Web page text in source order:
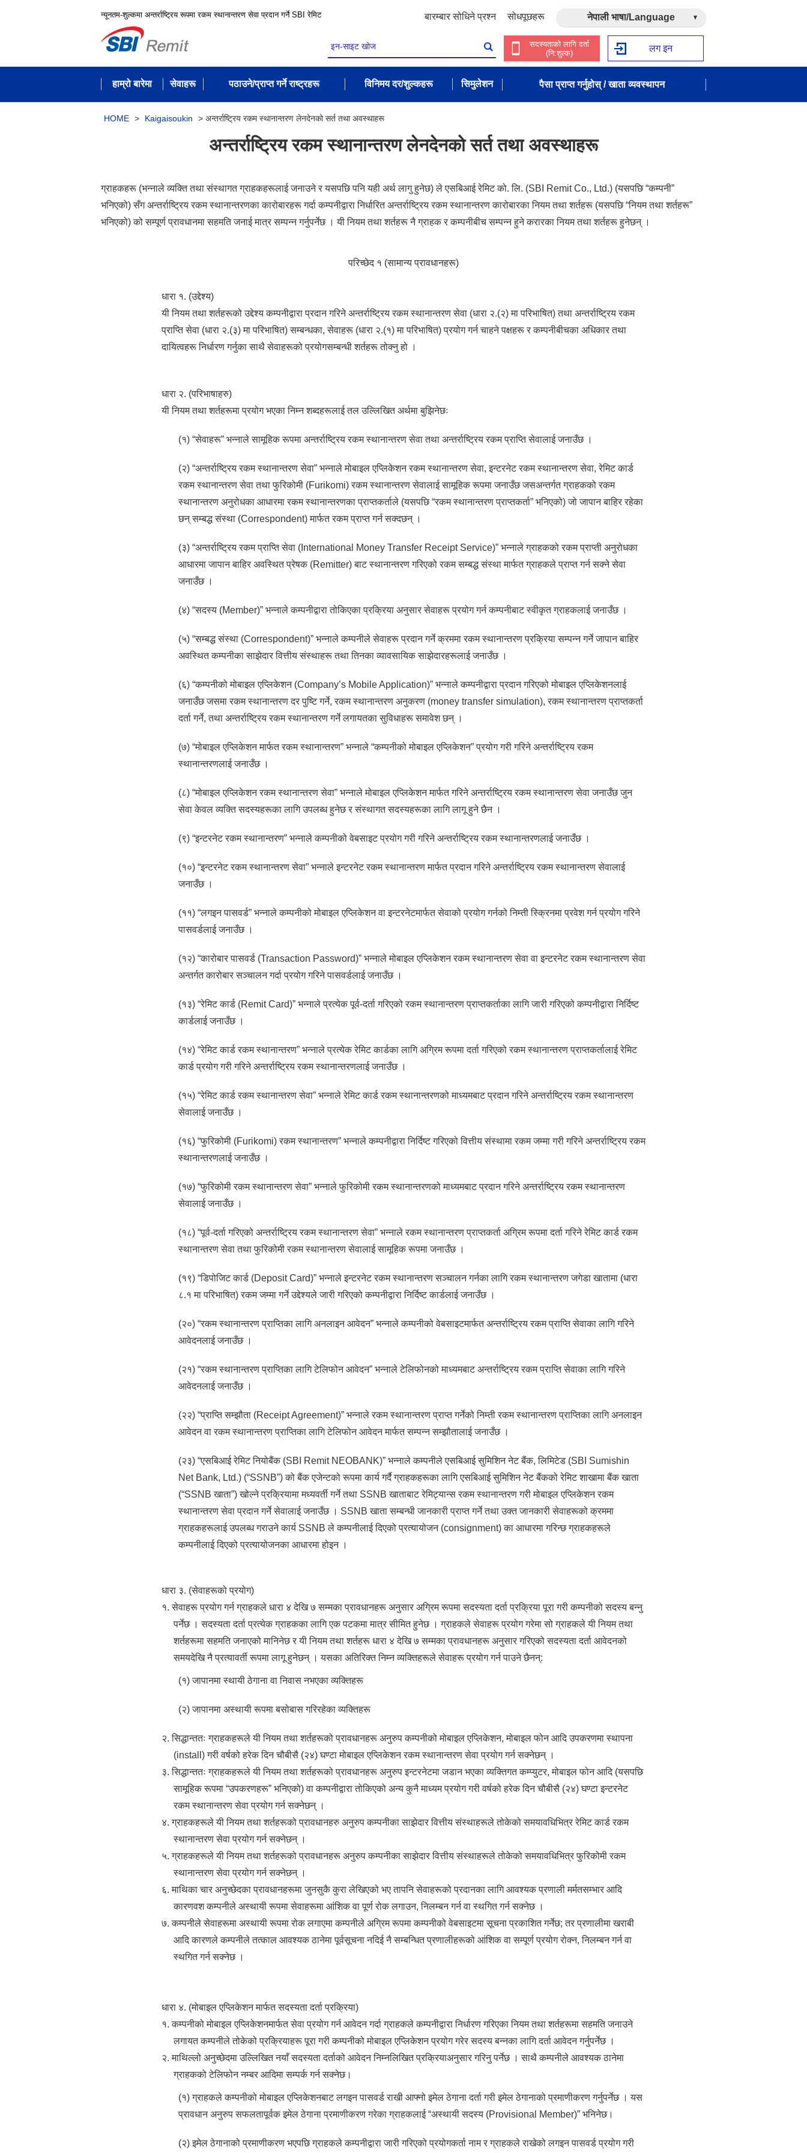
न्यूनतम-शुल्कमा अन्तर्राष्ट्रिय रूपमा रकम स्थानान्तरण सेवा प्रदान गर्ने SBI रेमिट बारम्बार सोधिने प्रश्न सोधपूछहरू नेपाली भाषा/Language
सदस्यताको लागि दर्ता
(नि:शुल्क)
लग इन
हाम्रो बारेमा सेवाहरू पठाउने/प्राप्त गर्ने राष्ट्रहरू विनिमय दर/शुल्कहरू सिमुलेशन पैसा प्राप्त गर्नुहोस् / खाता व्यवस्थापन
HOME > Kaigaisoukin > अन्तर्राष्ट्रिय रकम स्थानान्तरण लेनदेनको सर्त तथा अवस्थाहरू
अन्तर्राष्ट्रिय रकम स्थानान्तरण लेनदेनको सर्त तथा अवस्थाहरू
ग्राहकहरू (भन्‍नाले व्यक्ति तथा संस्थागत ग्राहकहरूलाई जनाउने र यसपछि पनि यही अर्थ लागु हुनेछ) ले एसबिआई रेमिट को. लि. (SBI Remit Co., Ltd.) (यसपछि “कम्पनी”
भनिएको) सँग अन्तर्राष्ट्रिय रकम स्थानान्तरणका कारोबारहरू गर्दा कम्पनीद्वारा निर्धारित अन्तर्राष्ट्रिय रकम स्थानान्तरण कारोबारका नियम तथा शर्तहरू (यसपछि “नियम तथा शर्तहरू”
भनिएको) को सम्पूर्ण प्रावधानमा सहमति जनाई मात्र सम्पन्‍न गर्नुपर्नेछ । यी नियम तथा शर्तहरू नै ग्राहक र कम्पनीबीच सम्पन्‍न हुने करारका नियम तथा शर्तहरू हुनेछन् ।
परिच्छेद १ (सामान्य प्रावधानहरू)
धारा १. (उद्देश्य)
यी नियम तथा शर्तहरूको उद्देश्य कम्पनीद्वारा प्रदान गरिने अन्तर्राष्ट्रिय रकम स्थानान्तरण सेवा (धारा २.(२) मा परिभाषित) तथा अन्तर्राष्ट्रिय रकम
प्राप्ति सेवा (धारा २.(३) मा परिभाषित) सम्बन्धका, सेवाहरू (धारा २.(१) मा परिभाषित) प्रयोग गर्न चाहने पक्षहरू र कम्पनीबीचका अधिकार तथा
दायित्वहरू निर्धारण गर्नुका साथै सेवाहरूको प्रयोगसम्बन्धी शर्तहरू तोक्नु हो ।
धारा २. (परिभाषाहरु)
यी नियम तथा शर्तहरूमा प्रयोग भएका निम्न शब्दहरूलाई तल उल्लिखित अर्थमा बुझिनेछः
(१) “सेवाहरू” भन्नाले सामूहिक रूपमा अन्तर्राष्ट्रिय रकम स्थानान्तरण सेवा तथा अन्तर्राष्ट्रिय रकम प्राप्ति सेवालाई जनाउँछ ।
(२) “अन्तर्राष्ट्रिय रकम स्थानान्तरण सेवा” भन्नाले मोबाइल एप्लिकेशन रकम स्थानान्तरण सेवा, इन्टरनेट रकम स्थानान्तरण सेवा, रेमिट कार्ड
रकम स्थानान्तरण सेवा तथा फुरिकोमी (Furikomi) रकम स्थानान्तरण सेवालाई सामूहिक रूपमा जनाउँछ जसअन्तर्गत ग्राहकको रकम
स्थानान्तरण अनुरोधका आधारमा रकम स्थानान्तरणका प्राप्तकर्ताले (यसपछि “रकम स्थानान्तरण प्राप्तकर्ता” भनिएको) जो जापान बाहिर रहेका
छन् सम्बद्ध संस्था (Correspondent) मार्फत रकम प्राप्त गर्न सक्दछन् ।
(३) “अन्तर्राष्ट्रिय रकम प्राप्ति सेवा (International Money Transfer Receipt Service)” भन्नाले ग्राहकको रकम प्राप्ती अनुरोधका
आधारमा जापान बाहिर अवस्थित प्रेषक (Remitter) बाट स्थानान्तरण गरिएको रकम सम्बद्ध संस्था मार्फत ग्राहकले प्राप्त गर्न सक्ने सेवा
जनाउँछ ।
(४) “सदस्य (Member)” भन्नाले कम्पनीद्वारा तोकिएका प्रक्रिया अनुसार सेवाहरू प्रयोग गर्न कम्पनीबाट स्वीकृत ग्राहकलाई जनाउँछ ।
(५) “सम्बद्ध संस्था (Correspondent)” भन्नाले कम्पनीले सेवाहरू प्रदान गर्ने क्रममा रकम स्थानान्तरण प्रक्रिया सम्पन्न गर्ने जापान बाहिर
अवस्थित कम्पनीका साझेदार वित्तीय संस्थाहरू तथा तिनका व्यावसायिक साझेदारहरूलाई जनाउँछ ।
(६) “कम्पनीको मोबाइल एप्लिकेशन (Company’s Mobile Application)” भन्नाले कम्पनीद्वारा प्रदान गरिएको मोबाइल एप्लिकेशनलाई
जनाउँछ जसमा रकम स्थानान्तरण दर पुष्टि गर्ने, रकम स्थानान्तरण अनुकरण (money transfer simulation), रकम स्थानान्तरण प्राप्तकर्ता
दर्ता गर्ने, तथा अन्तर्राष्ट्रिय रकम स्थानान्तरण गर्ने लगायतका सुविधाहरू समावेश छन् ।
(७) “मोबाइल एप्लिकेशन मार्फत रकम स्थानान्तरण” भन्नाले “कम्पनीको मोबाइल एप्लिकेशन” प्रयोग गरी गरिने अन्तर्राष्ट्रिय रकम
स्थानान्तरणलाई जनाउँछ ।
(८) “मोबाइल एप्लिकेशन रकम स्थानान्तरण सेवा” भन्नाले मोबाइल एप्लिकेशन मार्फत गरिने अन्तर्राष्ट्रिय रकम स्थानान्तरण सेवा जनाउँछ जुन
सेवा केवल व्यक्ति सदस्यहरूका लागि उपलब्ध हुनेछ र संस्थागत सदस्यहरूका लागि लागू हुने छैन ।
(९) “इन्टरनेट रकम स्थानान्तरण” भन्नाले कम्पनीको वेबसाइट प्रयोग गरी गरिने अन्तर्राष्ट्रिय रकम स्थानान्तरणलाई जनाउँछ ।
(१०) “इन्टरनेट रकम स्थानान्तरण सेवा” भन्नाले इन्टरनेट रकम स्थानान्तरण मार्फत प्रदान गरिने अन्तर्राष्ट्रिय रकम स्थानान्तरण सेवालाई
जनाउँछ ।
(११) “लगइन पासवर्ड” भन्नाले कम्पनीको मोबाइल एप्लिकेशन वा इन्टरनेटमार्फत सेवाको प्रयोग गर्नको निम्ती स्क्रिनमा प्रवेश गर्न प्रयोग गरिने
पासवर्डलाई जनाउँछ ।
(१२) “कारोबार पासवर्ड (Transaction Password)” भन्नाले मोबाइल एप्लिकेशन रकम स्थानान्तरण सेवा वा इन्टरनेट रकम स्थानान्तरण सेवा
अन्तर्गत कारोबार सञ्चालन गर्दा प्रयोग गरिने पासवर्डलाई जनाउँछ ।
(१३) “रेमिट कार्ड (Remit Card)” भन्नाले प्रत्येक पूर्व-दर्ता गरिएको रकम स्थानान्तरण प्राप्तकर्ताका लागि जारी गरिएको कम्पनीद्वारा निर्दिष्ट
कार्डलाई जनाउँछ ।
(१४) “रेमिट कार्ड रकम स्थानान्तरण” भन्नाले प्रत्येक रेमिट कार्डका लागि अग्रिम रूपमा दर्ता गरिएको रकम स्थानान्तरण प्राप्तकर्तालाई रेमिट
कार्ड प्रयोग गरी गरिने अन्तर्राष्ट्रिय रकम स्थानान्तरणलाई जनाउँछ ।
(१५) “रेमिट कार्ड रकम स्थानान्तरण सेवा” भन्नाले रेमिट कार्ड रकम स्थानान्तरणको माध्यमबाट प्रदान गरिने अन्तर्राष्ट्रिय रकम स्थानान्तरण
सेवालाई जनाउँछ ।
(१६) “फुरिकोमी (Furikomi) रकम स्थानान्तरण” भन्नाले कम्पनीद्वारा निर्दिष्ट गरिएको वित्तीय संस्थामा रकम जम्मा गरी गरिने अन्तर्राष्ट्रिय रकम
स्थानान्तरणलाई जनाउँछ ।
(१७) “फुरिकोमी रकम स्थानान्तरण सेवा” भन्नाले फुरिकोमी रकम स्थानान्तरणको माध्यमबाट प्रदान गरिने अन्तर्राष्ट्रिय रकम स्थानान्तरण
सेवालाई जनाउँछ ।
(१८) “पूर्व-दर्ता गरिएको अन्तर्राष्ट्रिय रकम स्थानान्तरण सेवा” भन्नाले रकम स्थानान्तरण प्राप्तकर्ता अग्रिम रूपमा दर्ता गरिने रेमिट कार्ड रकम
स्थानान्तरण सेवा तथा फुरिकोमी रकम स्थानान्तरण सेवालाई सामूहिक रूपमा जनाउँछ ।
(१९) “डिपोजिट कार्ड (Deposit Card)” भन्नाले इन्टरनेट रकम स्थानान्तरण सञ्चालन गर्नका लागि रकम स्थानान्तरण जगेडा खातामा (धारा
८.१ मा परिभाषित) रकम जम्मा गर्ने उद्देश्यले जारी गरिएको कम्पनीद्वारा निर्दिष्ट कार्डलाई जनाउँछ ।
(२०) “रकम स्थानान्तरण प्राप्तिका लागि अनलाइन आवेदन” भन्नाले कम्पनीको वेबसाइटमार्फत अन्तर्राष्ट्रिय रकम प्राप्ति सेवाका लागि गरिने
आवेदनलाई जनाउँछ ।
(२१) “रकम स्थानान्तरण प्राप्तिका लागि टेलिफोन आवेदन” भन्नाले टेलिफोनको माध्यमबाट अन्तर्राष्ट्रिय रकम प्राप्ति सेवाका लागि गरिने
आवेदनलाई जनाउँछ ।
(२२) “प्राप्ति सम्झौता (Receipt Agreement)” भन्नाले रकम स्थानान्तरण प्राप्त गर्नेको निम्ती रकम स्थानान्तरण प्राप्तिका लागि अनलाइन
आवेदन वा रकम स्थानान्तरण प्राप्तिका लागि टेलिफोन आवेदन मार्फत सम्पन्न सम्झौतालाई जनाउँछ ।
(२३) “एसबिआई रेमिट नियोबैंक (SBI Remit NEOBANK)” भन्नाले कम्पनीले एसबिआई सुमिशिन नेट बैंक, लिमिटेड (SBI Sumishin
Net Bank, Ltd.) (“SSNB”) को बैंक एजेन्टको रूपमा कार्य गर्दै ग्राहकहरूका लागि एसबिआई सुमिशिन नेट बैंकको रेमिट शाखामा बैंक खाता
(“SSNB खाता”) खोल्ने प्रक्रियामा मध्यवर्ती गर्ने तथा SSNB खाताबाट रेमिट्यान्स रकम स्थानान्तरण गरी मोबाइल एप्लिकेशन रकम
स्थानान्तरण सेवा प्रदान गर्ने सेवालाई जनाउँछ । SSNB खाता सम्बन्धी जानकारी प्राप्त गर्ने तथा उक्त जानकारी सेवाहरूको क्रममा
ग्राहकहरूलाई उपलब्ध गराउने कार्य SSNB ले कम्पनीलाई दिएको प्रत्यायोजन (consignment) का आधारमा गरिन्छ ग्राहकहरूले
कम्पनीलाई दिएको प्रत्यायोजनका आधारमा होइन ।
धारा ३. (सेवाहरूको प्रयोग)
१. सेवाहरू प्रयोग गर्न ग्राहकले धारा ४ देखि ७ सम्मका प्रावधानहरू अनुसार अग्रिम रूपमा सदस्यता दर्ता प्रक्रिया पूरा गरी कम्पनीको सदस्य बन्नु
पर्नेछ । सदस्यता दर्ता प्रत्येक ग्राहकका लागि एक पटकमा मात्र सीमित हुनेछ । ग्राहकले सेवाहरू प्रयोग गरेमा सो ग्राहकले यी नियम तथा
शर्तहरूमा सहमति जनाएको मानिनेछ र यी नियम तथा शर्तहरू धारा ४ देखि ७ सम्मका प्रावधानहरू अनुसार गरिएको सदस्यता दर्ता आवेदनको
समयदेखि नै प्रत्यावर्ती रूपमा लागू हुनेछन् । यसका अतिरिक्त निम्न व्यक्तिहरूले सेवाहरू प्रयोग गर्न पाउने छैनन्:
(१) जापानमा स्थायी ठेगाना वा निवास नभएका व्यक्तिहरू
(२) जापानमा अस्थायी रूपमा बसोबास गरिरहेका व्यक्तिहरू
२. सिद्धान्ततः ग्राहकहरूले यी नियम तथा शर्तहरूको प्रावधानहरू अनुरुप कम्पनीको मोबाइल एप्लिकेशन, मोबाइल फोन आदि उपकरणमा स्थापना
(install) गरी वर्षको हरेक दिन चौबीसै (२४) घण्टा मोबाइल एप्लिकेशन रकम स्थानान्तरण सेवा प्रयोग गर्न सक्नेछन् ।
३. सिद्धान्ततः ग्राहकहरूले यी नियम तथा शर्तहरूको प्रावधानहरू अनुरुप इन्टरनेटमा जडान भएका व्यक्तिगत कम्प्युटर, मोबाइल फोन आदि (यसपछि
सामूहिक रूपमा “उपकरणहरू” भनिएको) वा कम्पनीद्वारा तोकिएको अन्य कुनै माध्यम प्रयोग गरी वर्षको हरेक दिन चौबीसै (२४) घण्टा इन्टरनेट
रकम स्थानान्तरण सेवा प्रयोग गर्न सक्नेछन् ।
४. ग्राहकहरूले यी नियम तथा शर्तहरूको प्रावधानहरु अनुरुप कम्पनीका साझेदार वित्तीय संस्थाहरूले तोकेको समयावधिभित्र रेमिट कार्ड रकम
स्थानान्तरण सेवा प्रयोग गर्न सक्नेछन् ।
५. ग्राहकहरूले यी नियम तथा शर्तहरूको प्रावधानहरू अनुरुप कम्पनीका साझेदार वित्तीय संस्थाहरूले तोकेको समयावधिभित्र फुरिकोमी रकम
स्थानान्तरण सेवा प्रयोग गर्न सक्नेछन् ।
६. माथिका चार अनुच्छेदका प्रावधानहरूमा जुनसुकै कुरा लेखिएको भए तापनि सेवाहरूको प्रदानका लागि आवश्यक प्रणाली मर्मतसम्भार आदि
कारणवश कम्पनीले अस्थायी रूपमा सेवाहरूमा आंशिक वा पूर्ण रोक लगाउन, निलम्बन गर्न वा स्थगित गर्न सक्नेछ ।
७. कम्पनीले सेवाहरूमा अस्थायी रूपमा रोक लगाएमा कम्पनीले अग्रिम रूपमा कम्पनीको वेबसाइटमा सूचना प्रकाशित गर्नेछ; तर प्रणालीमा खराबी
आदि कारणले कम्पनीले तत्काल आवश्यक ठानेमा पूर्वसूचना नदिई नै सम्बन्धित प्रणालीहरूको आंशिक वा सम्पूर्ण प्रयोग रोक्न, निलम्बन गर्न वा
स्थगित गर्न सक्नेछ ।
धारा ४. (मोबाइल एप्लिकेशन मार्फत सदस्यता दर्ता प्रक्रिया)
१. कम्पनीको मोबाइल एप्लिकेशनमार्फत सेवा प्रयोग गर्न आवेदन गर्दा ग्राहकले कम्पनीद्वारा निर्धारण गरिएका नियम तथा शर्तहरूमा सहमति जनाउने
लगायत कम्पनीले तोकेको प्रक्रियाहरू पूरा गरी कम्पनीको मोबाइल एप्लिकेशन प्रयोग गरेर सदस्य बन्नका लागि दर्ता आवेदन गर्नुपर्नेछ ।
२. माथिल्लो अनुच्छेदमा उल्लिखित नयाँ सदस्यता दर्ताको आवेदन निम्नलिखित प्रक्रियाअनुसार गरिनु पर्नेछ । साथै कम्पनीले आवश्यक ठानेमा
ग्राहकको टेलिफोन नम्बर आदिमा सम्पर्क गर्न सक्नेछ।
(१) ग्राहकले कम्पनीको मोबाइल एप्लिकेशनबाट लगइन पासवर्ड राखी आफ्नो इमेल ठेगाना दर्ता गरी इमेल ठेगानाको प्रमाणीकरण गर्नुपर्नेछ । यस
प्रावधान अनुरुप सफलतापूर्वक इमेल ठेगाना प्रमाणीकरण गरेका ग्राहकलाई “अस्थायी सदस्य (Provisional Member)” भनिनेछ।
(२) इमेल ठेगानाको प्रमाणीकरण भएपछि ग्राहकले कम्पनीद्वारा जारी गरिएको प्रयोगकर्ता नाम र ग्राहकले राखेको लगइन पासवर्ड प्रयोग गरी